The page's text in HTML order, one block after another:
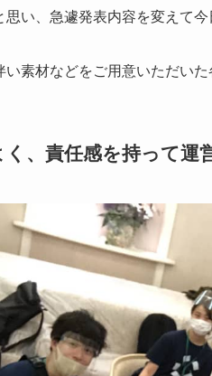
思い、急遽発表内容を変えて今
い素材などをご用意いただい
く、責任感を持って運